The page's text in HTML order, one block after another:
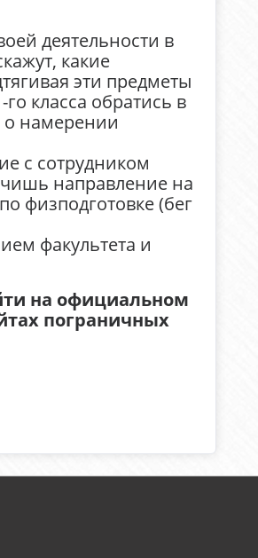
деятельности в
какие
эти предметы
класса обратись в
о намерении
с сотрудником
направление на
физподготовке (бег
факультета и
на официальном
пограничных